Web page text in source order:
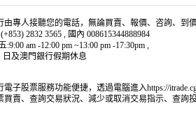
由專人接聽您的電話，無論買賣、報價、咨詢、到
(+853) 2832 3565 , 國內 008615344888984
:9:00 am -12:00 pm ~13:00 pm -17:30pm ,
日及澳門銀行假期休息
電子股票服務功能便捷，透過電腦進入https://
買賣、查詢交易狀況、減少或取消交易指示、查詢